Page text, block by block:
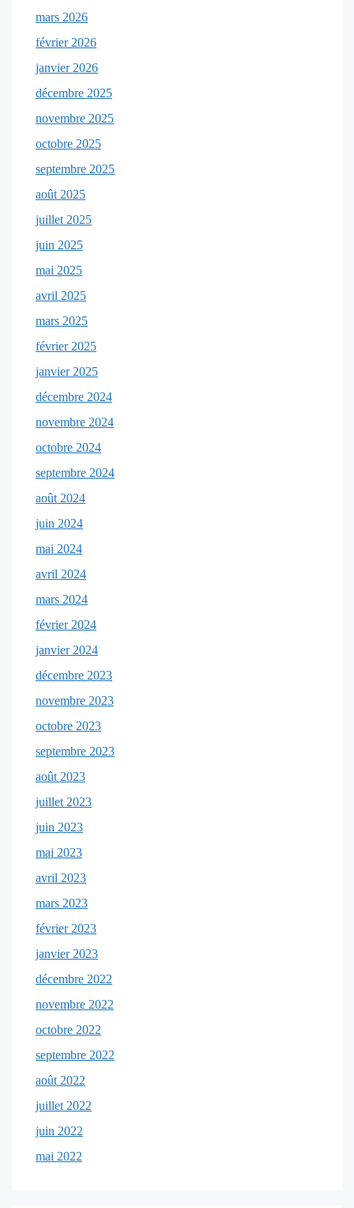
mars 2026
février 2026
janvier 2026
décembre 2025
novembre 2025
octobre 2025
septembre 2025
août 2025
juillet 2025
juin 2025
mai 2025
avril 2025
mars 2025
février 2025
janvier 2025
décembre 2024
novembre 2024
octobre 2024
septembre 2024
août 2024
juin 2024
mai 2024
avril 2024
mars 2024
février 2024
janvier 2024
décembre 2023
novembre 2023
octobre 2023
septembre 2023
août 2023
juillet 2023
juin 2023
mai 2023
avril 2023
mars 2023
février 2023
janvier 2023
décembre 2022
novembre 2022
octobre 2022
septembre 2022
août 2022
juillet 2022
juin 2022
mai 2022